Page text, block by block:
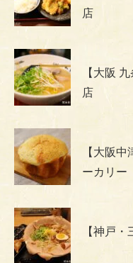
店
【大阪
店
【大阪
ーカリー
【神戸